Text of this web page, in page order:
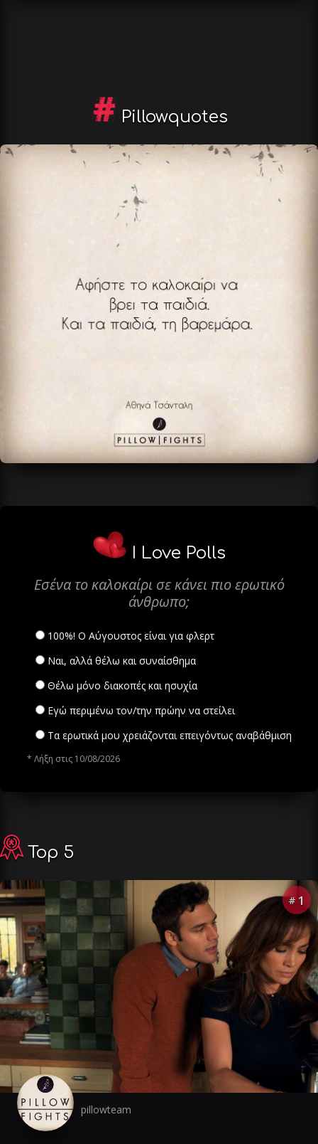
Pillowquotes
I Love Polls
Εσένα το καλοκαίρι σε κάνει πιο ερωτικό
άνθρωπο;
100%! Ο Αύγουστος είναι για φλερτ
Ναι, αλλά θέλω και συναίσθημα
Θέλω μόνο διακοπές και ησυχία
Εγώ περιμένω τον/την πρώην να στείλει
Τα ερωτικά μου χρειάζονται επειγόντως αναβάθμιση
* Λήξη στις 10/08/2026
Top 5
# 1
pillowteam